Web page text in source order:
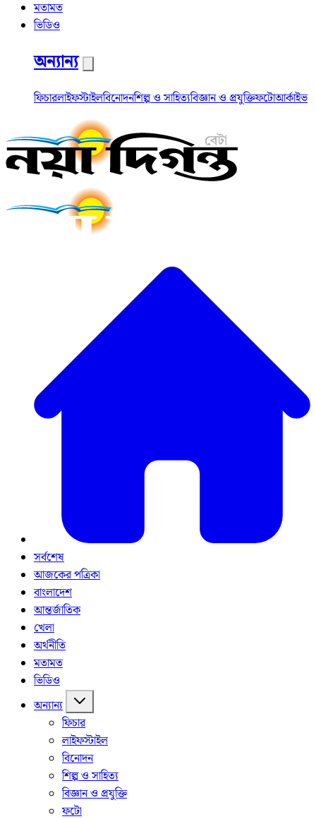
মতামত
ভিডিও
অন্যান্য
ফিচারলাইফস্টাইলবিনোদনশিল্প ও সাহিত্যবিজ্ঞান ও প্রযুক্তিফটোআর্কাইভ
সর্বশেষ
আজকের পত্রিকা
বাংলাদেশ
আন্তর্জাতিক
খেলা
অর্থনীতি
মতামত
ভিডিও
অন্যান্য
ফিচার
লাইফস্টাইল
বিনোদন
শিল্প ও সাহিত্য
বিজ্ঞান ও প্রযুক্তি
ফটো